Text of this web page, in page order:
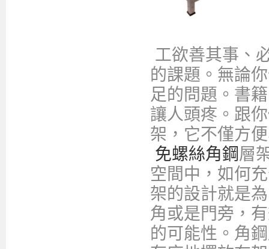
工欲善其事、
的課題。無論
足的問題。書
讓人頭疼。跟
架，它不僅方
免螺絲角鋼層
空間中，如何
架的設計就是
角或是門旁，
的可能性。角